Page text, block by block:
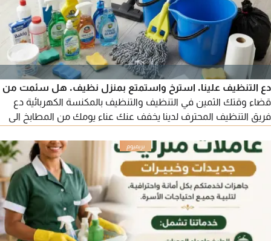
دع التنظيف علينا. استرخ واستمتع بمنزل نظيف. هل سئمت من
قضاء وقتك الثمين في التنظيف والتنظيف بالمكنسة الكهربائية دع
فريق التنظيف المحترف لدينا يخفف عنك عناء يومك من المطابخ الى
مثالي للمناسبات الخاصة أو بداية جديدة. اتصل بنا اليوم. حافظ على
مظهر مكتبك أنيقا واحترافيا. مثالي للمناسبات الخاصة أو بداية جديدة.
اتصل بنا اليوم